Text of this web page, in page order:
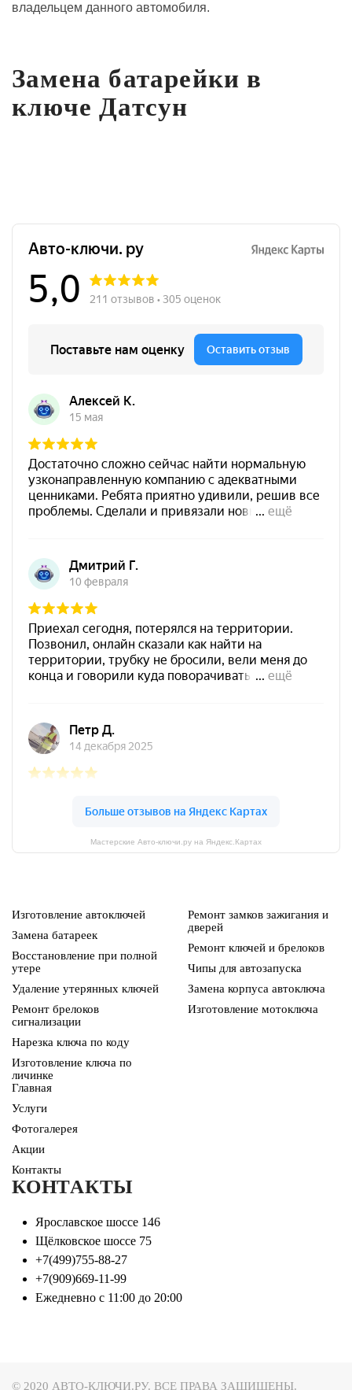
владельцем данного автомобиля.
Замена батарейки в
ключе Датсун
Мастерские Авто-ключи.ру на Яндекс.Картах
Изготовление автоключей
Замена батареек
Восстановление при полной
утере
Удаление утерянных ключей
Ремонт брелоков
сигнализации
Нарезка ключа по коду
Изготовление ключа по
личинке
Ремонт замков зажигания и
дверей
Ремонт ключей и брелоков
Чипы для автозапуска
Замена корпуса автоключа
Изготовление мотоключа
Главная
Услуги
Фотогалерея
Акции
Контакты
КОНТАКТЫ
Ярославское шоссе 146
Щёлковское шоссе 75
+7(499)755-88-27
+7(909)669-11-99
Ежедневно с 11:00 до 20:00
© 2020 АВТО-КЛЮЧИ.РУ. ВСЕ ПРАВА ЗАЩИЩЕНЫ.